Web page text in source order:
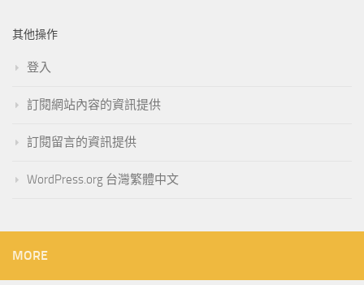
其他操作
登入
訂閱網站內容的資訊提供
訂閱留言的資訊提供
WordPress.org 台灣繁體中文
MORE